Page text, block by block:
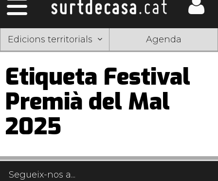
Edicions territorials Agenda
Etiqueta Festival
Premià del Mal
2025
Segueix-nos a...